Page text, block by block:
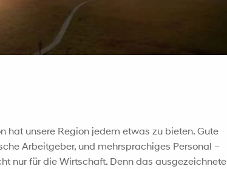
unsere Region jedem etwas zu bieten. Gute
Arbeitgeber, und mehrsprachiges Personal –
nur für die Wirtschaft. Denn das ausgezeichnete